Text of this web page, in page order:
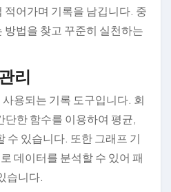
적어가며 기록을 남깁니다. 중
방법을 찾고 꾸준히 실천하는
리
용되는 기록 도구입니다. 회
단한 함수를 이용하여 평균,
수 있습니다. 또한 그래프 기
데이터를 분석할 수 있어 패
습니다.